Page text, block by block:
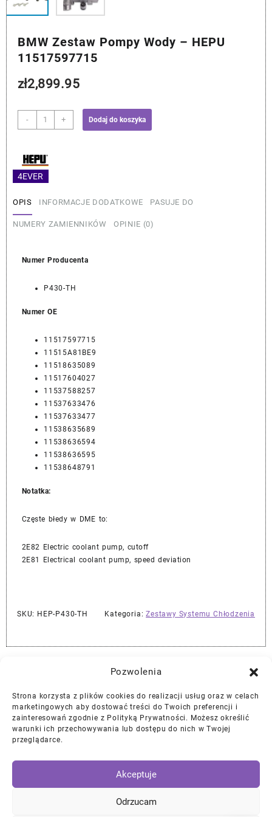
Pozwolenia
Strona korzysta z plików cookies do realizacji usług oraz w celach
marketingowych aby dostować treści do Twoich preferencji i
zainteresowań zgodnie z Polityką Prywatności. Możesz określić
warunki ich przechowywania lub dostępu do nich w Twojej
przeglądarce.
Akceptuje
Odrzucam
4EVER
BMW Zestaw Pompy Wody – HEPU
11517597715
zł2,899.95
-
ilość
BMW
Pompy
Wody
-
11517597715
+ Dodaj do koszyka
OPIS INFORMACJE DODATKOWE PASUJE DO
NUMERY ZAMIENNIKÓW OPINIE (0)
Numer Producenta
P430-TH
Numer OE
11517597715
11515A81BE9
11518635089
11517604027
11537588257
11537633476
11537633477
11538635689
11538636594
11538636595
11538648791
Notatka:
Częste błedy w DME to:
2E82 Electric coolant pump, cutoff
2E81 Electrical coolant pump, speed deviation
SKU: HEP-P430-TH Kategoria:Zestawy Systemu Chłodzenia
Najlepszej Jakości Części Samochodowe z Gwarancją Dożywotnią!*
Gwarancja i Zwroty
Polityka Prywatności
Regulamin Ciasteczka
Instagram
Facebook
YouTube
Mail